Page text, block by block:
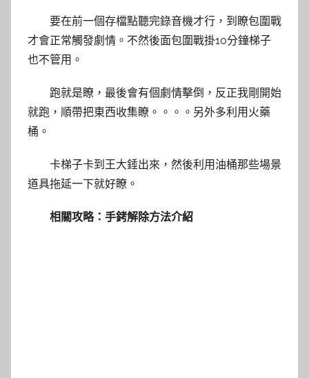
要在前一個存檔點聽完錄音機才行，到瞭包圍戰
才會正常觸發劇情。不然後面包圍戰掛10分鐘梯子
也不管用。
跑就是瞭，最後會有個劇情擊倒，反正我剛開始
就跑，順帶把東西收集瞭。。。。另外多利用火藥
桶。
卡梯子卡到王大錘出來，然後利用油桶那些場景
道具拖延一下就好瞭。
相關攻略：手銬解除方法介紹